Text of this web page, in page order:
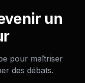
un
pour maîtriser
des débats.